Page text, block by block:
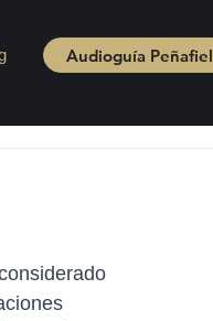
Audioguía Peñafiel